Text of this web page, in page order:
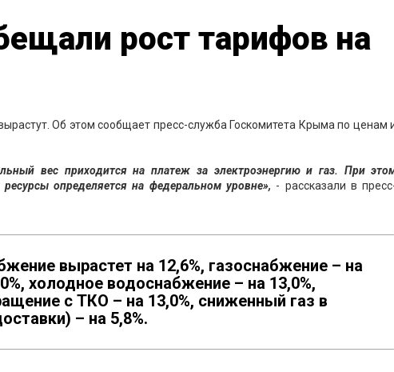
рост тарифов на
Об этом сообщает пресс-служба Госкомитета Крыма по ценам
вес приходится на платеж за электроэнергию и газ. При
определяется на федеральном уровне», - рассказали в
вырастет на 12,6%, газоснабжение – на
холодное водоснабжение – на 13,0%,
с ТКО – на 13,0%, сниженный газ в
– на 5,8%.